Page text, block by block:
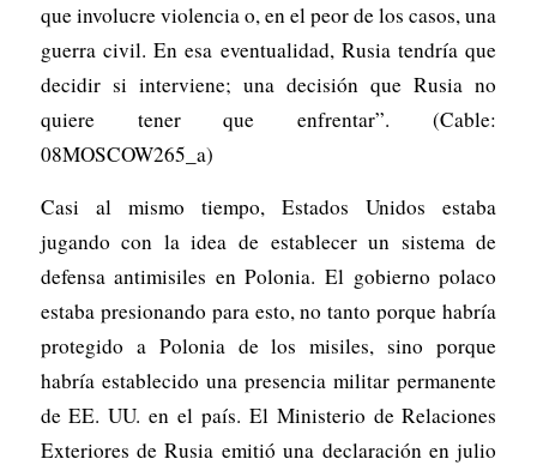
que involucre violencia o, en el peor de los casos, una
guerra civil. En esa eventualidad, Rusia tendría que
decidir si interviene; una decisión que Rusia no
quiere tener que enfrentar”. (Cable:
08MOSCOW265_a)
Casi al mismo tiempo, Estados Unidos estaba
jugando con la idea de establecer un sistema de
defensa antimisiles en Polonia. El gobierno polaco
estaba presionando para esto, no tanto porque habría
protegido a Polonia de los misiles, sino porque
habría establecido una presencia militar permanente
de EE. UU. en el país. El Ministerio de Relaciones
Exteriores de Rusia emitió una declaración en julio